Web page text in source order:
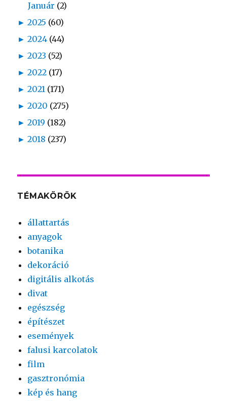
Január (2)
► 2025 (60)
► 2024 (44)
► 2023 (52)
► 2022 (17)
► 2021 (171)
► 2020 (275)
► 2019 (182)
► 2018 (237)
TÉMAKÖRÖK
állattartás
anyagok
botanika
dekoráció
digitális alkotás
divat
egészség
építészet
események
falusi karcolatok
film
gasztronómia
kép és hang